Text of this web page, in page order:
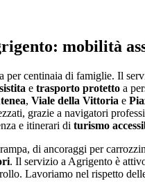
: mobilità
per centinaia di famiglie. Il
e trasporto protetto a
, Viale della Vittoria e
grazie a navigatori
e itinerari di turismo
di ancoraggi per
. Il servizio a Agrigento è
Lavoriamo nel rispetto